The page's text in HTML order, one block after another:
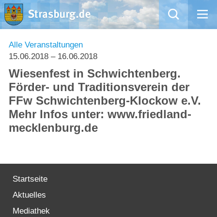
Mängelmeldung
Rathaus
Natur – Kultur – Tourismus
Willkommen in Strasburg (Uckermark)
Alle Veranstaltungen
15.06.2018 – 16.06.2018
Wiesenfest in Schwichtenberg.
Förder- und Traditionsverein der
FFw Schwichtenberg-Klockow e.V.
Mehr Infos unter: www.friedland-
mecklenburg.de
Startseite
Aktuelles
Mediathek